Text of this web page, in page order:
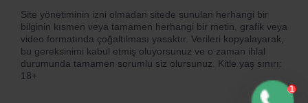
Site yönetiminin izni olmadan sitede sunulan herhangi bir
bilginin kısmen veya tamamen herhangi bir metin, grafik veya
video formatında çoğaltılması yasaktır. Verileri kopyalayarak,
bu gereksinimi kabul etmiş oluyorsunuz ve o zaman ihlal
durumunda tamamen sorumlu siz olursunuz. Kitle yaş sınırı:
18+